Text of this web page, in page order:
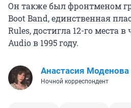
Он также был фронтменом
Boot Band, единственная
Rules, достигла 12-го места
Audio в 1995 году.
Анастасия Моденова
Ночной корреспондент